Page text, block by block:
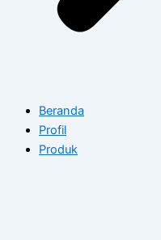
Beranda
Profil
Produk